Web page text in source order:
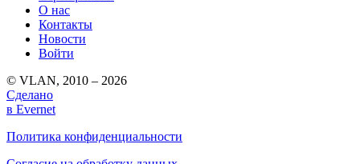
О нас
Контакты
Новости
Войти
© VLAN, 2010 – 2026
Сделано
в Evernet
Политика конфиденциальности